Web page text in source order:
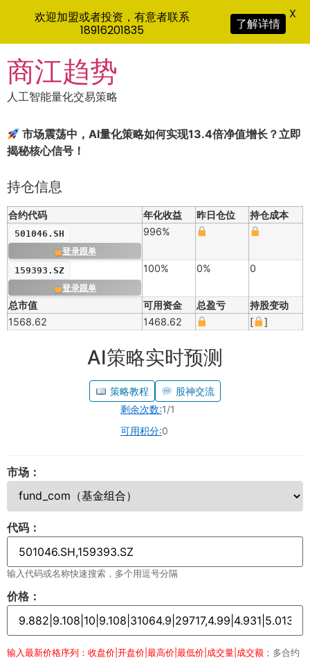
to
content
商江趋势
人工智能量化交易策略
市场震荡中，AI量化策略如何实现13.4倍净值增长？立即
揭秘核心信号！
持仓信息
合约代码 年化收益 昨日仓位 持仓成本
501046.SH
登录跟单
996%
159393.SZ
登录跟单
100% 0% 0
总市值 可用资金 总盈亏
持股变动
1568.62
1468.62 [ ]
AI策略实时预测
策略教程
股神交流
剩余次数:1/1
可用积分:0
市场：
代码：
输入代码或名称快速搜索，多个用逗号分隔
价格：
输入最新价格序列：收盘价|开盘价|最高价|最低价|成交量|成交额 ；多合约
欢迎加盟或者投资，有意者联系
18916201835
了解详情
X